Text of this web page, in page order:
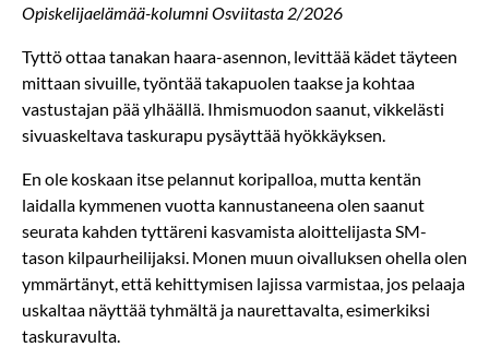
Opiskelijaelämää-kolumni Osviitasta 2/2026
Tyttö ottaa tanakan haara-asennon, levittää kädet täyteen
mittaan sivuille, työntää takapuolen taakse ja kohtaa
vastustajan pää ylhäällä. Ihmismuodon saanut, vikkelästi
sivuaskeltava taskurapu pysäyttää hyökkäyksen.
En ole koskaan itse pelannut koripalloa, mutta kentän
laidalla kymmenen vuotta kannustaneena olen saanut
seurata kahden tyttäreni kasvamista aloittelijasta SM-
tason kilpaurheilijaksi. Monen muun oivalluksen ohella olen
ymmärtänyt, että kehittymisen lajissa varmistaa, jos pelaaja
uskaltaa näyttää tyhmältä ja naurettavalta, esimerkiksi
taskuravulta.